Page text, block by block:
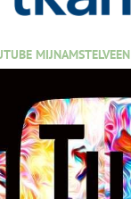
MIJNAMSTELVEEN